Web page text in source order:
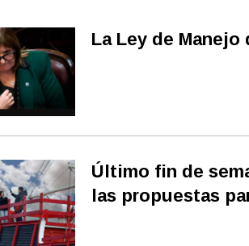
La Ley de
Último fin de
las propuestas